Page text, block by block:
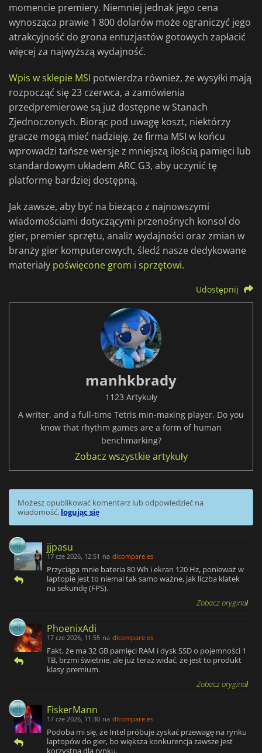
momencie premiery. Niemniej jednak jego cena
wynosząca prawie 1 800 dolarów może ograniczyć jego
atrakcyjność do grona entuzjastów gotowych zapłacić
więcej za najwyższą wydajność.
Wpis w sklepie MSI potwierdza również, że wysyłki mają
rozpocząć się 23 czerwca, a zamówienia
przedpremierowe są już dostępne w Stanach
Zjednoczonych. Biorąc pod uwagę koszt, niektórzy
gracze mogą mieć nadzieję, że firma MSI w końcu
wprowadzi tańsze wersje z mniejszą ilością pamięci lub
standardowym układem ARC G3, aby uczynić tę
platformę bardziej dostępną.
Jak zawsze, aby być na bieżąco z najnowszymi
wiadomościami dotyczącymi przenośnych konsol do
gier, premier sprzętu, analiz wydajności oraz zmian w
branży gier komputerowych, śledź nasze dedykowane
materiały poświęcone grom i sprzętowi.
Udostępnij
manhkbrady
1123 Artykuły
A writer, and a full-time Tetris min-maxing player. Do you
know that rhythm games are a form of human
benchmarking?
Zobacz wszystkie artykuły
Możesz opublikować komentarz lub odpowiedzieć na
wiadomość, logując się
jjpasu
17 cze 2026, 12:51 na dlcompare.es
Przyciąga mnie bateria 80 Wh i ekran 120 Hz, ponieważ w
laptopie jest to niemal tak samo ważne, jak liczba klatek
na sekundę (FPS).
Zobacz oryginał
PhoenixAdi
17 cze 2026, 11:55 na dlcompare.es
Fakt, że ma 32 GB pamięci RAM i dysk SSD o pojemności 1
TB, brzmi świetnie, ale już teraz widać, że jest to produkt
klasy premium.
Zobacz oryginał
FiskerMann
17 cze 2026, 11:30 na dlcompare.es
Podoba mi się, że Intel próbuje zyskać przewagę na rynku
laptopów do gier, bo większa konkurencja zawsze jest
korzystna dla rynku.